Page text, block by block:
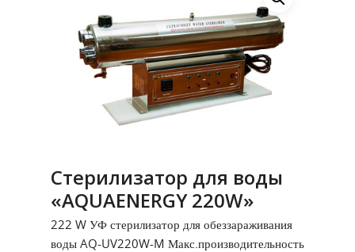
Стерилизатор для воды
«AQUAENERGY 220W»
222 W УФ стерилизатор для обеззараживания
воды AQ-UV220W-M Макс.производительность